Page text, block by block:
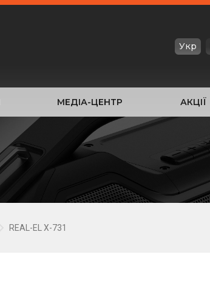
Укр
МЕДІА-ЦЕНТР АКЦІЇ
REAL-EL X-731